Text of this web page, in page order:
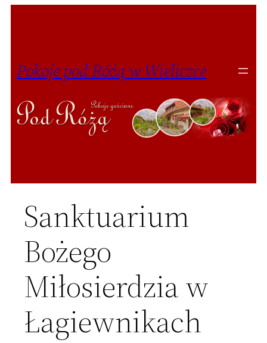
Pokoje pod Różą w Wieliczce
Sanktuarium
Bożego
Miłosierdzia w
Łagiewnikach